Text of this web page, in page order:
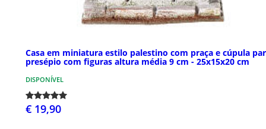
Casa em miniatura estilo palestino com praça e cúpula
presépio com figuras altura média 9 cm - 25x15x20 cm
DISPONÍVEL
€ 19,90